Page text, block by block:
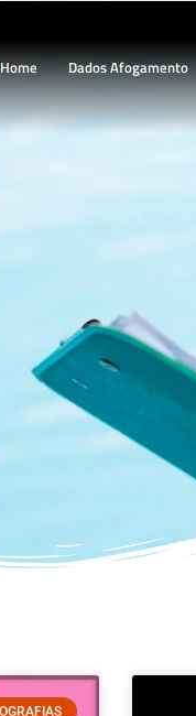
Home Dados Afogamento